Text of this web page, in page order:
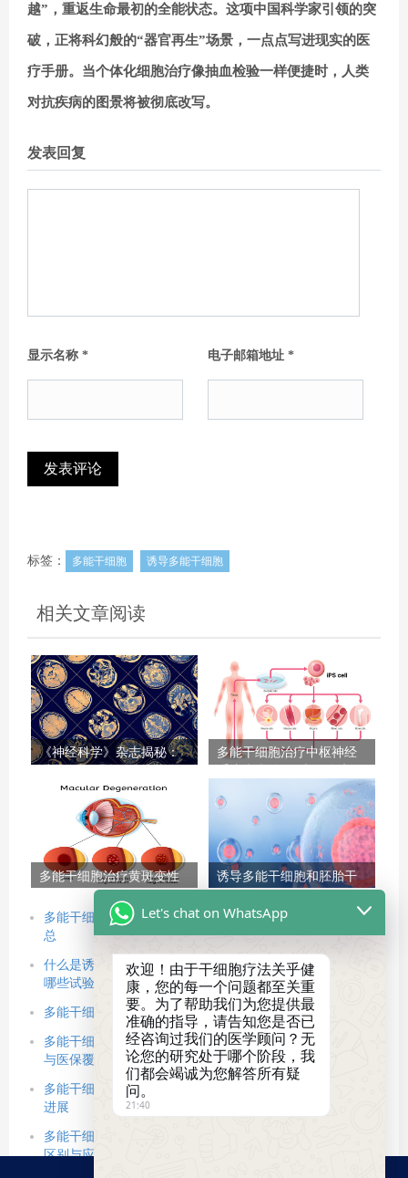
越”，重返生命最初的全能状态。这项中国科学家引领的突
破，正将科幻般的“器官再生”场景，一点点写进现实的医
疗手册。当个体化细胞治疗像抽血检验一样便捷时，人类
对抗疾病的图景将被彻底改写。
发表回复
显示名称 * 电子邮箱地址 *
标签： 多能干细胞 诱导多能干细胞
相关文章阅读
《神经科学》杂志揭秘：
森病的疗效与挑战
多能干细胞治疗中枢神经
多能干细胞治疗黄斑变性
及其他眼病的临床研究进
展
诱导多能干细胞和胚胎干
细胞有什么区别？从来
源、伦理到临床应用的全
多能干细胞治疗效果如何？2025最新临床研究与真实案例汇
总
什么是诱导多能干细胞（iPSC），谁在资助iPSC，正在进行
哪些试验？
多能干细胞治疗全流程攻略：从准备到康复的4步详细指南
多能干细胞治疗需要多少钱？全面解答费用构成、影响因素
与医保覆盖情况
多能干细胞治疗安全吗？全面解析其临床风险与最新安全性
进展​
多能干细胞有哪些类型？详解3种多能干细胞的主要类型的
区别与应用
Let's chat on WhatsApp
欢迎！由于干细胞疗法关乎健
康，您的每一个问题都至关重
要。为了帮助我们为您提供最
准确的指导，请告知您是否已
经咨询过我们的医学顾问？无
论您的研究处于哪个阶段，我
们都会竭诚为您解答所有疑
问。
21:40